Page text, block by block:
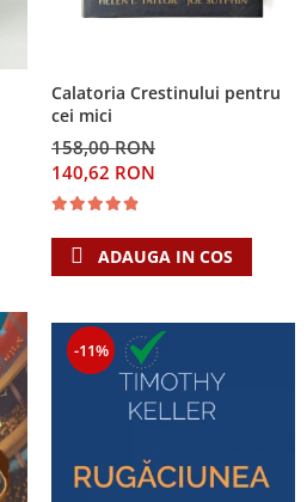
Calatoria Crestinului pentru
cei mici
158,00 RON
140,62 RON
ADAUGA IN COS
-11%